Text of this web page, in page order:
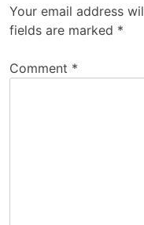
Your email address
fields are marked *
Comment *